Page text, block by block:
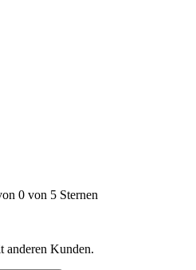
0 von 5 Sternen
anderen Kunden.